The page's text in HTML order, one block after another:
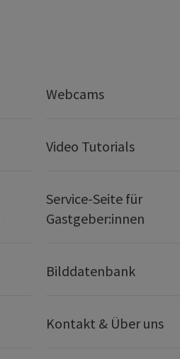
Webcams
Video Tutorials
Service-Seite für
Gastgeber:innen
Bilddatenbank
Kontakt & Über uns